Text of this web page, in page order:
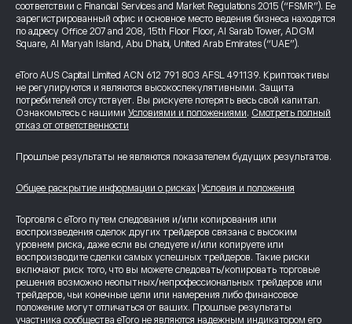
соответствии с Financial Services and Market Regulations 2015 (“FSMR”). Ее
зарегистрированный офис и основное место ведения бизнеса находятся
по адресу Office 207 and 208, 15th Floor Floor, Al Sarab Tower, ADGM
Square, Al Maryah Island, Abu Dhabi, United Arab Emirates (“UAE”).
eToro AUS Capital Limited ACN 612 791 803 AFSL 491139. Криптоактивы
не регулируются и являются высокоспекулятивными. Защита
потребителей отсутствует. Вы рискуете потерять весь свой капитал.
Ознакомьтесь с нашими Условиями и положениями. Смотреть полный
отказ от ответственности
Прошлые результаты не являются показателем будущих результатов.
Общее раскрытие информации о рисках Условия и положения
Торговля с eToro путем следования и/или копирования или
воспроизведения сделок других трейдеров связана с высоким
уровнем риска, даже если вы следуете и/или копируете или
воспроизводите сделки самых успешных трейдеров. Такие риски
включают риск того, что вы можете следовать/копировать торговые
решения возможно неопытных/непрофессиональных трейдеров или
трейдеров, чьи конечные цели или намерения либо финансовое
положение могут отличаться от ваших. Прошлые результаты
участника сообщества eToro не являются надежным индикатором его